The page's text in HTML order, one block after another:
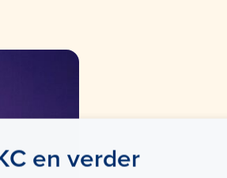
en verder